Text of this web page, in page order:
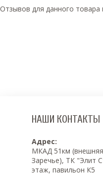
Отзывов для данного товара
НАШИ КОНТАКТЫ
Адрес:
МКАД 51км
Заречье), ТК "Элит
этаж, павильон К5